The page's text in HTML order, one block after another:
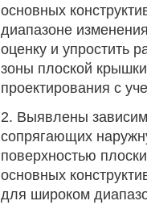
основных
диапазоне
оценку и упростить
зоны плоской
проектирования с
2. Выявлены
сопрягающих
поверхностью
основных
для широком